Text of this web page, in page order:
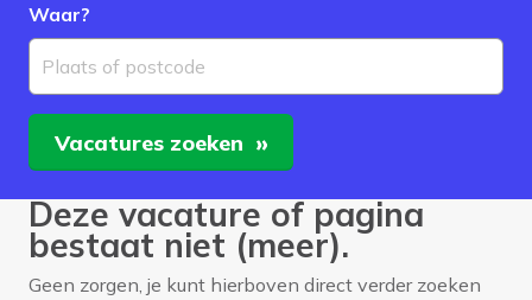
Waar?
Plaats of postcode
Vacatures zoeken
Deze vacature of pagina
bestaat niet (meer).
Geen zorgen, je kunt hierboven direct verder zoeken